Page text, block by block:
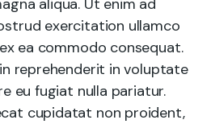
aliqua. Ut enim ad
exercitation ullamco
ea commodo consequat.
reprehenderit in voluptate
eu fugiat nulla pariatur.
cupidatat non proident,